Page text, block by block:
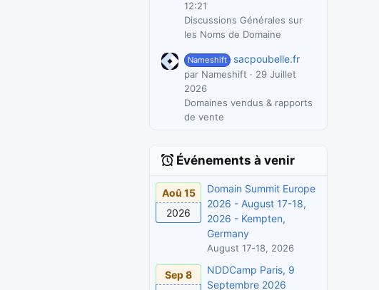
12:21
Discussions Générales sur
les Noms de Domaine
Nameshift sacpoubelle.fr
par Nameshift
29 Juillet
2026
Domaines vendus & rapports
de vente
Événements à venir
Aoû 15
2026
Domain Summit Europe
2026 - August 17-18,
2026 - Kempten,
Germany
August 17-18, 2026
Sep 8
NDDCamp Paris, 9
Septembre 2026